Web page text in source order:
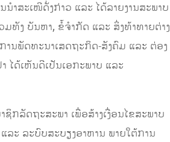
າສະເໜີດັ່ງກ່າວ ແລະ ໄດ້ລາຍ​ງານ​ສະ​ພາບ​
ທັງ ບັນຫາ, ຂໍ້ຈໍາກັດ ແລະ ສິ່ງທ້າທາຍຕ່າງ
ານພັດທະນາເສດຖະກິດ-ສັງຄົມ ແລະ ຕ່ອງ
ໄດ້ເຫັນດີເປັນເອກະພາບ ແລະ
ລັດຖະສະພາ ເພື່ອສ້າງເງື່ອນໄຂສະພາບ
ະ ລະບົບສະບຽງອາຫານ ພາຍໃຕ້ການ